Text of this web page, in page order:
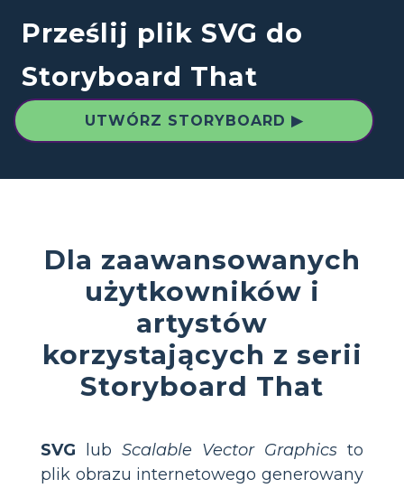
Prześlij plik SVG do
Storyboard That
UTWÓRZ STORYBOARD ▶
Dla zaawansowanych
użytkowników i
artystów
korzystających z serii
Storyboard That
SVG lub Scalable Vector Graphics to
plik obrazu internetowego generowany